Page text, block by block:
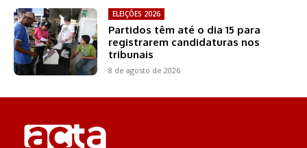
ELEIÇÕES 2026
Partidos têm até o dia 15 para
registrarem candidaturas nos
tribunais
8 de agosto de 2026